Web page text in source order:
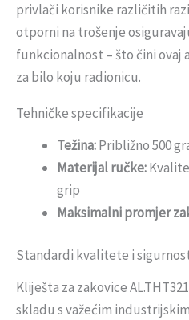
privlači korisnike različitih
otporni na trošenje
funkcionalnost – što čini
za bilo koju radionicu.
Tehničke specifikacije
Težina:Približno 500
Materijal ručke:
grip
Maksimalni promjer
Standardi kvalitete i
Kliješta za zakovice
skladu s važećim